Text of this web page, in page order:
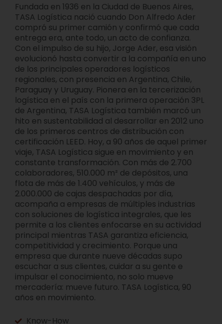
Fundada en 1936 en la Ciudad de Buenos Aires,
TASA Logística nació cuando Don Alfredo Ader
compró su primer camión y confirmó que cada
entrega era, ante todo, un acto de confianza.
Con el impulso de su hijo, Jorge Ader, esa visión
evolucionó hasta convertir a la compañía en uno
de los principales operadores logísticos
regionales, con presencia en Argentina, Chile,
Paraguay y Uruguay. Pionera en la tercerización
logística en el país con la primera operación 3PL
de Argentina, TASA Logística también marcó un
hito en sustentabilidad al desarrollar en 2012 uno
de los primeros centros de distribución con
certificación LEED. Hoy, a 90 años de aquel primer
viaje, TASA Logística sigue en movimiento y en
constante transformación. Con más de 2.700
colaboradores, 510.000 m² de depósitos, una
flota de más de 1.400 vehículos, y más de
2.000.000 de cajas despachadas por día,
acompaña a empresas de múltiples industrias
con soluciones de logística integrales, que les
permite a los clientes enfocarse en su actividad
principal mientras TASA garantiza eficiencia,
competitividad y crecimiento. Porque una
empresa que durante nueve décadas supo
escuchar a sus clientes, cuidar a su gente e
impulsar el conocimiento, no solo mueve
mercadería: mueve futuro. TASA Logística, 90
años en movimiento.
Know-How